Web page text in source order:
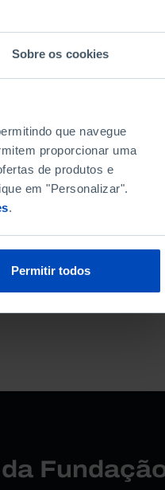
Sobre os cookies
que navegue
proporcionar uma
de produtos e
em "Personalizar".
.
Permitir todos
ORDENAR POR